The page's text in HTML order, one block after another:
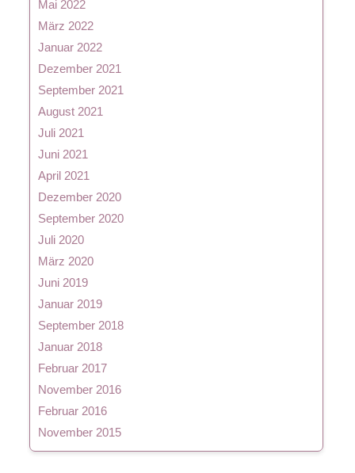
Mai 2022
März 2022
Januar 2022
Dezember 2021
September 2021
August 2021
Juli 2021
Juni 2021
April 2021
Dezember 2020
September 2020
Juli 2020
März 2020
Juni 2019
Januar 2019
September 2018
Januar 2018
Februar 2017
November 2016
Februar 2016
November 2015